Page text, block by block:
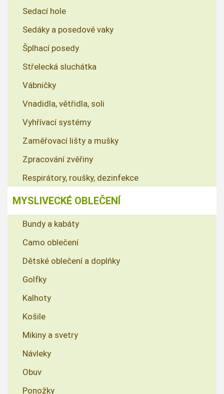
Sedací hole
Sedáky a posedové vaky
Šplhací posedy
Střelecká sluchátka
Vábničky
Vnadidla, větřidla, soli
Vyhřívací systémy
Zaměřovací lišty a mušky
Zpracování zvěřiny
Respirátory, roušky, dezinfekce
MYSLIVECKÉ OBLEČENÍ
Bundy a kabáty
Camo oblečení
Dětské oblečení a doplňky
Golfky
Kalhoty
Košile
Mikiny a svetry
Návleky
Obuv
Ponožky